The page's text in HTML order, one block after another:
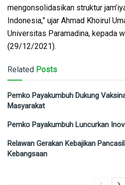
mengonsolidasikan struktur
Indonesia,” ujar Ahmad Khoirul
Universitas Paramadina, kepada
(29/12/2021).
Related Posts
Pemko Payakumbuh Dukung
Masyarakat
Pemko Payakumbuh Luncurkan
Relawan Gerakan Kebajikan
Kebangsaan